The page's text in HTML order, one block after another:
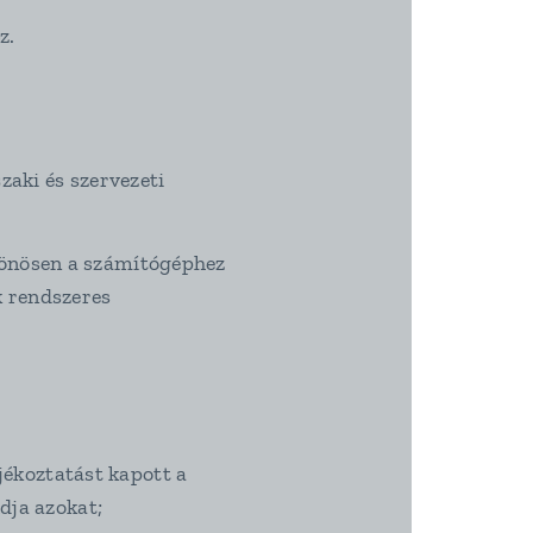
és szervezeti
a számítógéphez
kapott a
azokat;